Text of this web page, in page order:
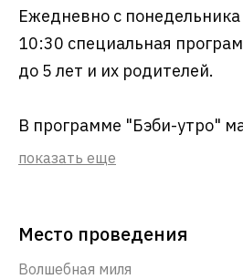
Ежедневно с
10:30 специальная
до 5 лет и их родителей.
В программе "Бэби-утро"
показать еще
Место проведения
Волшебная миля